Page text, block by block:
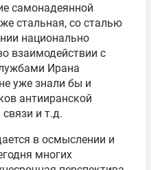
самонадеянной
стальная, со сталью
национально
взаимодействии с
Ирана
уже знали бы и
антииранской
и т.д.
в осмыслении и
многих